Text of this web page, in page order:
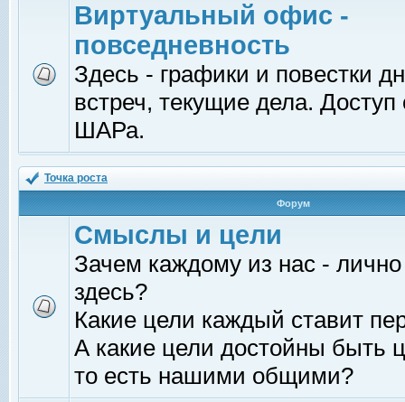
Виртуальный офис -
повседневность
Здесь - графики и повестки
встреч, текущие дела.
ШАРа.
Точка роста
Форум
Смыслы и цели
Зачем каждому из нас -
здесь?
Какие цели каждый ставит
А какие цели достойны быть
то есть нашими общими?